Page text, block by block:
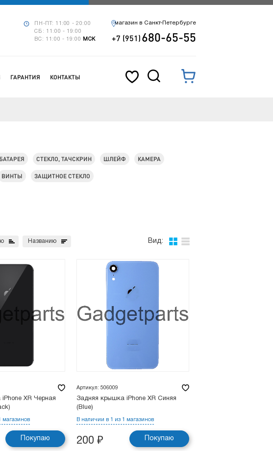
ПН-ПТ: 11:00 - 20:00
СБ: 11:00 - 19:00
ВС: 11:00 - 19:00
МСК
магазин в Санкт-Петербурге
+7 (951)680-65-55
ГАРАНТИЯ КОНТАКТЫ
СТЕКЛО, ТАЧСКРИН ШЛЕЙФ КАМЕРА
ВИНТЫ ЗАЩИТНОЕ СТЕКЛО
Вид:
Названию
XR Черная
магазинов
Покупаю
Артикул: 506009
Задняя крышка iPhone XR Синяя
(Blue)
В наличии в 1 из 1 магазинов
200 ₽ Покупаю